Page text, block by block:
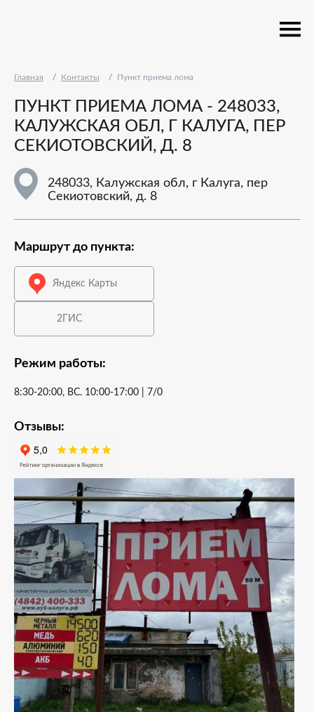
Главная Контакты Пункт приема лома
ПУНКТ ПРИЕМА ЛОМА - 248033,
КАЛУЖСКАЯ ОБЛ, Г КАЛУГА, ПЕР
СЕКИОТОВСКИЙ, Д. 8
248033, Калужская обл, г Калуга, пер
Секиотовский, д. 8
Маршрут до пункта:
Яндекс Карты
2ГИС
Режим работы:
8:30-20:00, ВС. 10:00-17:00 | 7/0
Отзывы: